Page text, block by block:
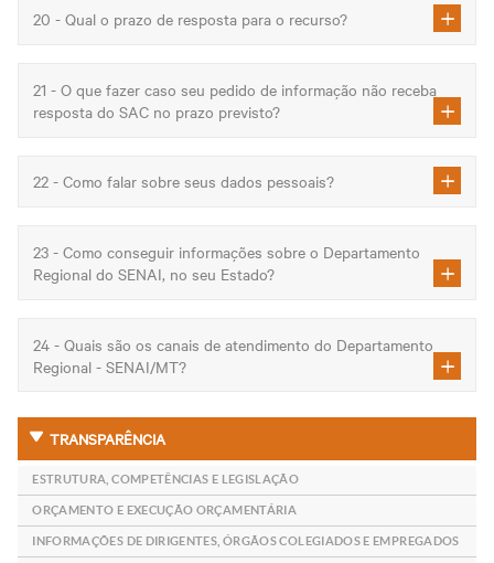
20 - Qual o prazo de resposta para o recurso?
21 - O que fazer caso seu pedido de informação não receba
resposta do SAC no prazo previsto?
22 - Como falar sobre seus dados pessoais?
23 - Como conseguir informações sobre o Departamento
Regional do SENAI, no seu Estado?
24 - Quais são os canais de atendimento do Departamento
Regional - SENAI/MT?
TRANSPARÊNCIA
ESTRUTURA, COMPETÊNCIAS E LEGISLAÇÃO
ORÇAMENTO E EXECUÇÃO ORÇAMENTÁRIA
INFORMAÇÕES DE DIRIGENTES, ÓRGÃOS COLEGIADOS E EMPREGADOS